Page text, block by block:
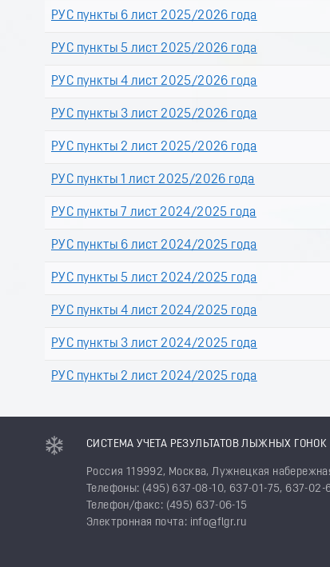
РУС пункты 6 лист 2025/2026 года
РУС пункты 5 лист 2025/2026 года
РУС пункты 4 лист 2025/2026 года
РУС пункты 3 лист 2025/2026 года
РУС пункты 2 лист 2025/2026 года
РУС пункты 1 лист 2025/2026 года
РУС пункты 7 лист 2024/2025 года
РУС пункты 6 лист 2024/2025 года
РУС пункты 5 лист 2024/2025 года
РУС пункты 4 лист 2024/2025 года
РУС пункты 3 лист 2024/2025 года
РУС пункты 2 лист 2024/2025 года
СИСТЕМА УЧЕТА РЕЗУЛЬТАТОВ ЛЫЖНЫХ ГОНОК
Россия 119992, Москва, Лужнецкая
Телефоны: (495) 637-08-10, 637-01-75, 637-02-
Телефон/факс: (495) 637-06-15
Электронная почта: info@flgr.ru